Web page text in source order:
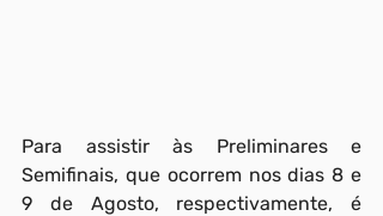
Para assistir às Preliminares e
Semifinais, que ocorrem nos dias 8 e
9 de Agosto, respectivamente, é